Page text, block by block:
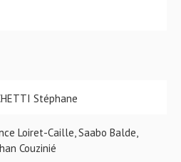
Stéphane
Loiret-Caille, Saabo Balde,
Couzinié